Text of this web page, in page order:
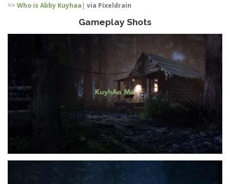
=> Who is Abby Kuyhaa | via Pixeldrain
Gameplay Shots